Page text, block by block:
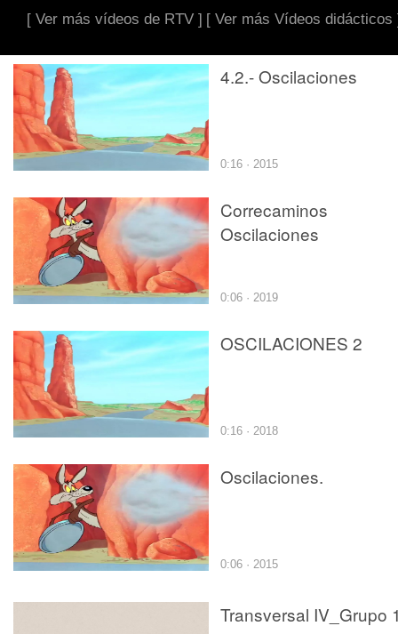
[ Ver más vídeos de RTV ] [ Ver más Vídeos didácticos
4.2.- Oscilaciones
0:16 · 2015
Correcaminos
Oscilaciones
0:06 · 2019
OSCILACIONES 2
0:16 · 2018
Oscilaciones.
0:06 · 2015
Transversal IV_Grupo